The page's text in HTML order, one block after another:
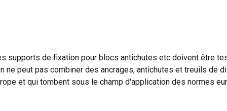
supports de fixation pour blocs antichutes etc doivent être
ne peut pas combiner des ancrages, antichutes et treuils de
et qui tombent sous le champ d'application des normes